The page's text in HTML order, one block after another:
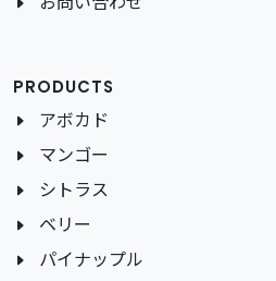
PRODUCTS
アボカド
マンゴー
シトラス
ベリー
パイナップル